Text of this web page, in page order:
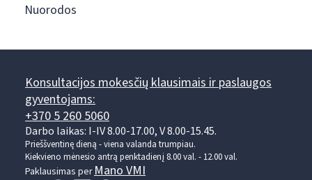
Nuorodos
Konsultacijos mokesčių klausimais ir paslaugos
gyventojams:
+370 5 260 5060
Darbo laikas: I-IV 8.00-17.00, V 8.00-15.45.
Prieššventinę dieną - viena valanda trumpiau.
Kiekvieno mėnesio antrą penktadienį 8.00 val. - 12.00 val.
Paklausimas per Mano VMI